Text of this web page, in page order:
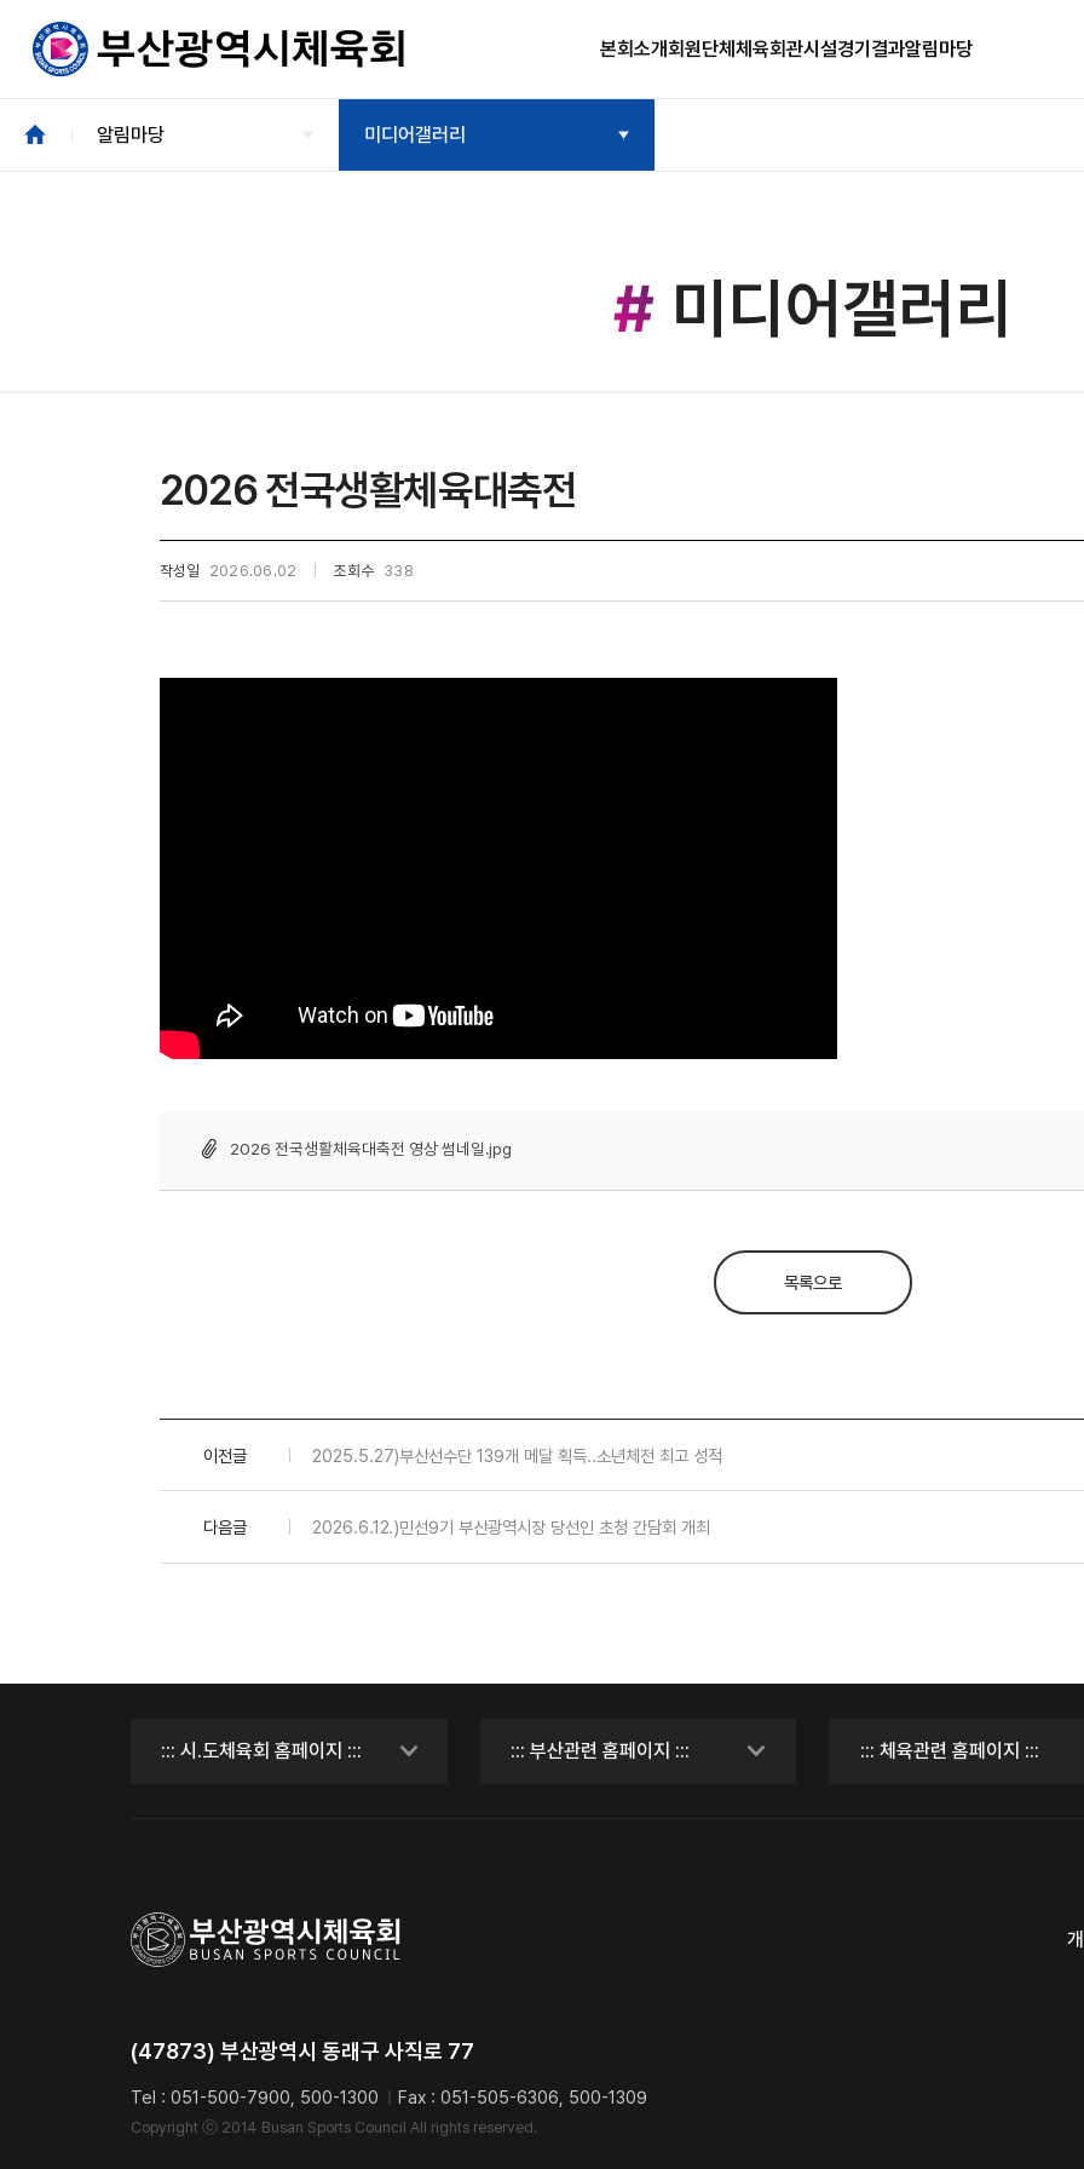
본회소개회원단체 체육회관시설경기결과알림마당
미디어갤러리
알림마당 미디어갤러리
2026 전국생활체육대축전
작성일 2026.06.02 조회수 338
2026 전국생활체육대축전 영상 썸네일.jpg
목록으로
이전글 2025.5.27)부산선수단 139개 메달 획득..소년체전 최고 성적
다음글 2026.6.12.)민선9기 부산광역시장 당선인 초청 간담회 개최
(47873) 부산광역시 동래구 사직로 77
Tel : 051-500-7900, 500-1300 Fax : 051-505-6306, 500-1309
Copyright ⓒ 2014 Busan Sports Council All rights reserved.